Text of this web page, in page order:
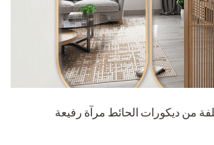
من ديكورات الحائط مرآة رفيعة